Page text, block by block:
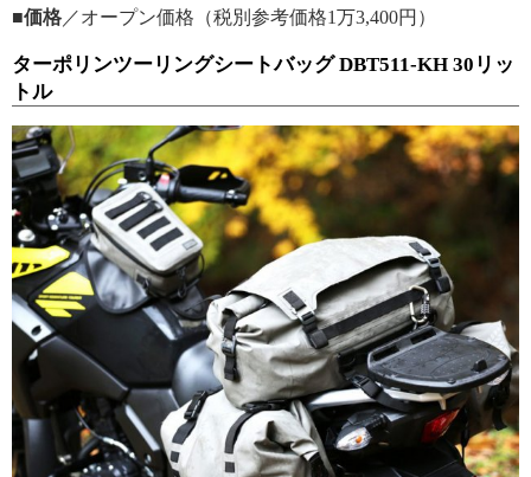
■価格 ／オープン価格（税別参考価格1万3,400円）
ターポリンツーリングシートバッグ DBT511-KH 30リッ
トル